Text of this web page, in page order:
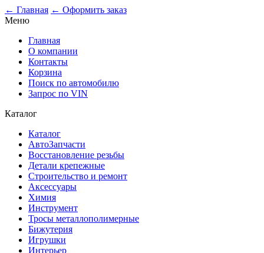
← Главная ← Оформить заказ
Меню
Главная
О компании
Контакты
Корзина
Поиск по автомобилю
Запрос по VIN
Каталог
Каталог
АвтоЗапчасти
Восстановление резьбы
Детали крепежные
Строительство и ремонт
Аксессуары
Химия
Инструмент
Тросы металлополимерные
Бижутерия
Игрушки
Интерьер